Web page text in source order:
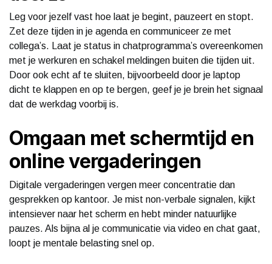
Leg voor jezelf vast hoe laat je begint, pauzeert en stopt.
Zet deze tijden in je agenda en communiceer ze met
collega’s. Laat je status in chatprogramma’s overeenkomen
met je werkuren en schakel meldingen buiten die tijden uit.
Door ook echt af te sluiten, bijvoorbeeld door je laptop
dicht te klappen en op te bergen, geef je je brein het signaal
dat de werkdag voorbij is.
Omgaan met schermtijd en
online vergaderingen
Digitale vergaderingen vergen meer concentratie dan
gesprekken op kantoor. Je mist non-verbale signalen, kijkt
intensiever naar het scherm en hebt minder natuurlijke
pauzes. Als bijna al je communicatie via video en chat gaat,
loopt je mentale belasting snel op.